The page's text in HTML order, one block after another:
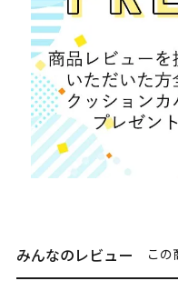
みんなのレビュー この